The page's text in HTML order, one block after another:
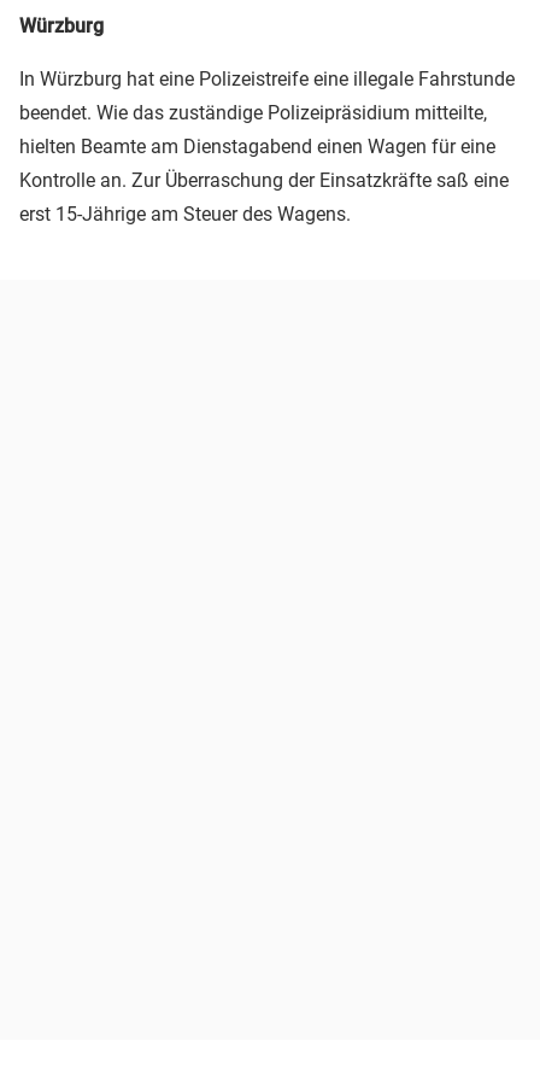
Würzburg
In Würzburg hat eine Polizeistreife eine illegale Fahrstunde
beendet. Wie das zuständige Polizeipräsidium mitteilte,
hielten Beamte am Dienstagabend einen Wagen für eine
Kontrolle an. Zur Überraschung der Einsatzkräfte saß eine
erst 15-Jährige am Steuer des Wagens.